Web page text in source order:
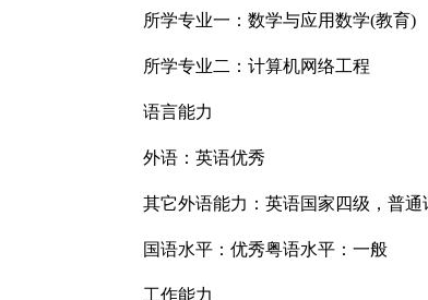
所学专业一：数学与应用数学(教育)
所学专业二：计算机网络工程
语言能力
外语：英语优秀
其它外语能力：英语国家四级，普通
国语水平：优秀粤语水平：一般
工作能力